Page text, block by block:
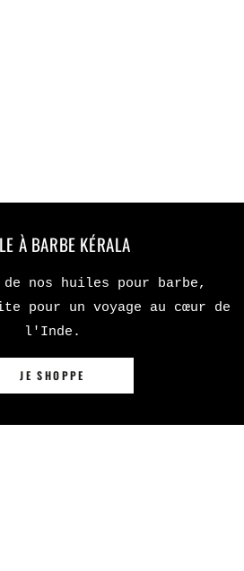
À BARBE KÉRALA
de nos huiles pour barbe,
pour un voyage au cœur de
l'Inde.
JE SHOPPE